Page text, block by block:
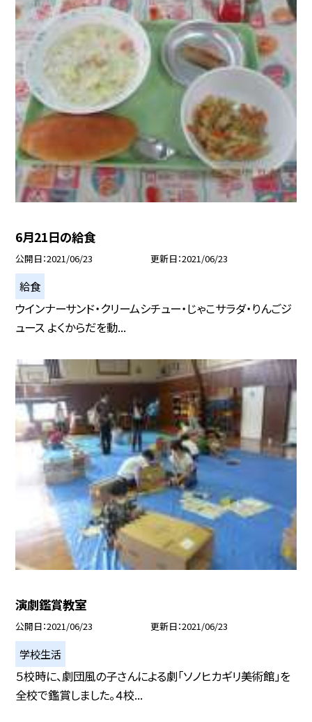
6月21日の給食
公開日 2021/06/23 更新日 2021/06/23
給食
ウインナーサンド・クリームシチュー・じゃこサラダ・りんごジ
ュース よくからだを動...
演劇鑑賞教室
公開日 2021/06/23 更新日 2021/06/23
学校生活
５校時に、劇団風の子さんによる劇「ソノヒカギリ美術館」を
全校で鑑賞しました。４校...